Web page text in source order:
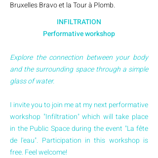
Bruxelles Bravo et la Tour à Plomb.
INFILTRATION
Performative workshop
Explore the connection between your body
and the surrounding space through a simple
glass of water.
I invite you to join me at my next performative
workshop "Infiltration" which will take place
in the Public Space during the event "La fête
de l'eau". Participation in this workshop is
free. Feel welcome!